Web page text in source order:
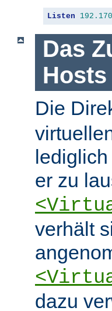
Listen 192.170
Das
Hosts
Die
er zu
verhält
dazu